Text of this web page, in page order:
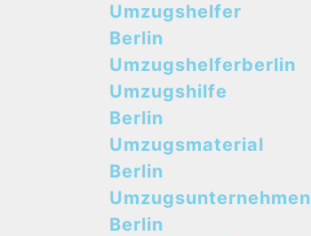
Umzugshelfer
Berlin
Umzugshelferberlin
Umzugshilfe
Berlin
Umzugsmaterial
Berlin
Umzugsunternehmen
Berlin